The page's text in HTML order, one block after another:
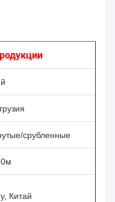
срубленные
Китай